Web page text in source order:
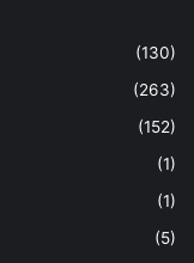
(130)
(263)
(152)
(1)
(1)
(5)